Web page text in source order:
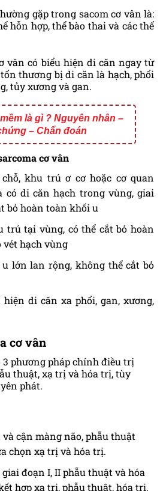
gặp trong sacom cơ vân là:
hỗn hợp, thể bào thai và các thể
vân có biểu hiện di căn ngay từ
thương bị di căn là hạch, phổi
tủy xương và gan.
là gì ? Nguyên nhân –
– Chẩn đoán
cơ vân
khu trú ơ cơ hoặc cơ quan
có di căn hạch trong vùng, giai
bỏ hoàn toàn khối u
trú tại vùng, có thể cắt bỏ hoàn
hạch vùng
lớn lan rộng, không thể cắt bỏ
di căn xa phổi, gan, xương,
cơ vân
3 phương pháp chính điều trị
thuật, xạ trị và hóa trị, tùy
phát.
cận màng não, phẫu thuật
chọn xạ trị và hóa trị.
đoạn I, II phẫu thuật và hóa
hợp xạ trị, phẫu thuật, hóa trị.